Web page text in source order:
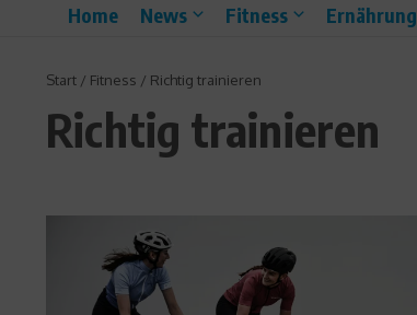
Home News Fitness Ernährung
Start / Fitness / Richtig trainieren
Richtig trainieren